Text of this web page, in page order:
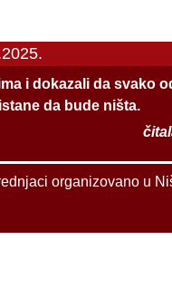
i dokazali da svako
da bude ništa.
organizovano u